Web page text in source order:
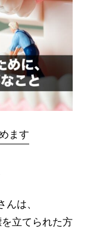
ます
は、
立てられた方